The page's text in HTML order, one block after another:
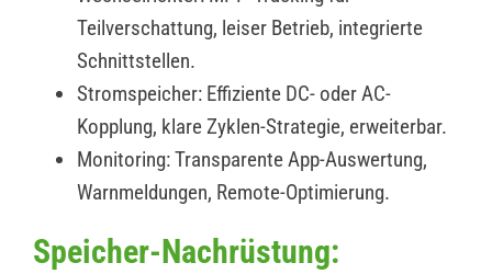
Teilverschattung, leiser Betrieb, integrierte
Schnittstellen.
Stromspeicher: Effiziente DC- oder AC-
Kopplung, klare Zyklen-Strategie, erweiterbar.
Monitoring: Transparente App-Auswertung,
Warnmeldungen, Remote-Optimierung.
Speicher-Nachrüstung: